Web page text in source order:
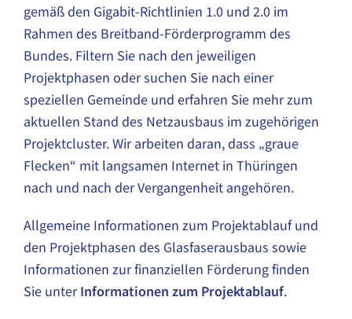
gemäß den Gigabit-Richtlinien 1.0 und 2.0 im
Rahmen des Breitband-Förderprogramm des
Bundes. Filtern Sie nach den jeweiligen
Projektphasen oder suchen Sie nach einer
speziellen Gemeinde und erfahren Sie mehr zum
aktuellen Stand des Netzausbaus im zugehörigen
Projektcluster. Wir arbeiten daran, dass „graue
Flecken“ mit langsamen Internet in Thüringen
nach und nach der Vergangenheit angehören.
Allgemeine Informationen zum Projektablauf und
den Projektphasen des Glasfaserausbaus sowie
Informationen zur finanziellen Förderung finden
Sie unterInformationen zum Projektablauf.